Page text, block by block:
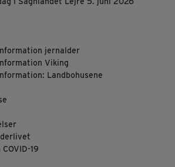
jernalder
Viking
Landbohusene
19